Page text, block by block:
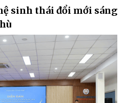
sinh thái đổi mới sáng